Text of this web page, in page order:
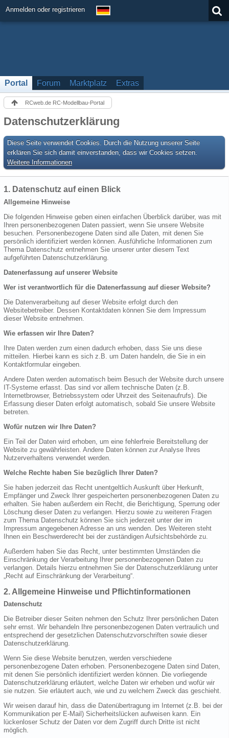
Anmelden oder registrieren
Portal Forum Marktplatz Extras
RCweb.de RC-Modellbau-Portal
Datenschutzerklärung
Diese Seite verwendet Cookies. Durch die Nutzung unserer Seite
erklären Sie sich damit einverstanden, dass wir Cookies setzen.
Weitere Informationen
1. Datenschutz auf einen Blick
Allgemeine Hinweise
Die folgenden Hinweise geben einen einfachen Überblick darüber, was mit
Ihren personenbezogenen Daten passiert, wenn Sie unsere Website
besuchen. Personenbezogene Daten sind alle Daten, mit denen Sie
persönlich identifiziert werden können. Ausführliche Informationen zum
Thema Datenschutz entnehmen Sie unserer unter diesem Text
aufgeführten Datenschutzerklärung.
Datenerfassung auf unserer Website
Wer ist verantwortlich für die Datenerfassung auf dieser Website?
Die Datenverarbeitung auf dieser Website erfolgt durch den
Websitebetreiber. Dessen Kontaktdaten können Sie dem Impressum
dieser Website entnehmen.
Wie erfassen wir Ihre Daten?
Ihre Daten werden zum einen dadurch erhoben, dass Sie uns diese
mitteilen. Hierbei kann es sich z.B. um Daten handeln, die Sie in ein
Kontaktformular eingeben.
Andere Daten werden automatisch beim Besuch der Website durch unsere
IT-Systeme erfasst. Das sind vor allem technische Daten (z.B.
Internetbrowser, Betriebssystem oder Uhrzeit des Seitenaufrufs). Die
Erfassung dieser Daten erfolgt automatisch, sobald Sie unsere Website
betreten.
Wofür nutzen wir Ihre Daten?
Ein Teil der Daten wird erhoben, um eine fehlerfreie Bereitstellung der
Website zu gewährleisten. Andere Daten können zur Analyse Ihres
Nutzerverhaltens verwendet werden.
Welche Rechte haben Sie bezüglich Ihrer Daten?
Sie haben jederzeit das Recht unentgeltlich Auskunft über Herkunft,
Empfänger und Zweck Ihrer gespeicherten personenbezogenen Daten zu
erhalten. Sie haben außerdem ein Recht, die Berichtigung, Sperrung oder
Löschung dieser Daten zu verlangen. Hierzu sowie zu weiteren Fragen
zum Thema Datenschutz können Sie sich jederzeit unter der im
Impressum angegebenen Adresse an uns wenden. Des Weiteren steht
Ihnen ein Beschwerderecht bei der zuständigen Aufsichtsbehörde zu.
Außerdem haben Sie das Recht, unter bestimmten Umständen die
Einschränkung der Verarbeitung Ihrer personenbezogenen Daten zu
verlangen. Details hierzu entnehmen Sie der Datenschutzerklärung unter
„Recht auf Einschränkung der Verarbeitung“.
2. Allgemeine Hinweise und Pflichtinformationen
Datenschutz
Die Betreiber dieser Seiten nehmen den Schutz Ihrer persönlichen Daten
sehr ernst. Wir behandeln Ihre personenbezogenen Daten vertraulich und
entsprechend der gesetzlichen Datenschutzvorschriften sowie dieser
Datenschutzerklärung.
Wenn Sie diese Website benutzen, werden verschiedene
personenbezogene Daten erhoben. Personenbezogene Daten sind Daten,
mit denen Sie persönlich identifiziert werden können. Die vorliegende
Datenschutzerklärung erläutert, welche Daten wir erheben und wofür wir
sie nutzen. Sie erläutert auch, wie und zu welchem Zweck das geschieht.
Wir weisen darauf hin, dass die Datenübertragung im Internet (z.B. bei der
Kommunikation per E-Mail) Sicherheitslücken aufweisen kann. Ein
lückenloser Schutz der Daten vor dem Zugriff durch Dritte ist nicht
möglich.